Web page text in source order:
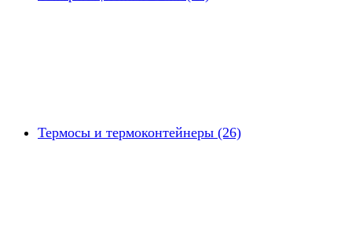
Термосы и термоконтейнеры (26)